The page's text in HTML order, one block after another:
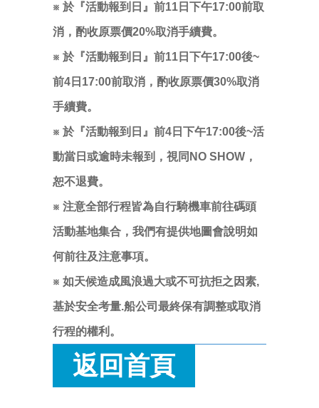
※ 於『活動報到日』前11日下午17:00前取
消，酌收原票價20%取消手續費。
※ 於『活動報到日』前11日下午17:00後~
前4日17:00前取消，酌收原票價30%取消
手續費。
※ 於『活動報到日』前4日下午17:00後~活
動當日 或逾時未報到，視同NO SHOW，
恕不退費。
※ 注意全部行程皆為自行騎機車前往碼頭
活動基地集合，我們有提供地圖會說明如
何前往及注意事項。
※ 如天候造成風浪過大或不可抗拒之因素,
基於安全考量.船公司最終保有調整或取消
行程的權利。
返回首頁